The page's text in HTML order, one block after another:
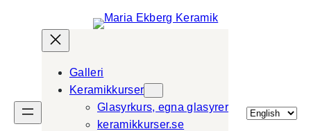
Galleri
Keramikkurser
Glasyrkurs, egna glasyrer
keramikkurser.se
Välj